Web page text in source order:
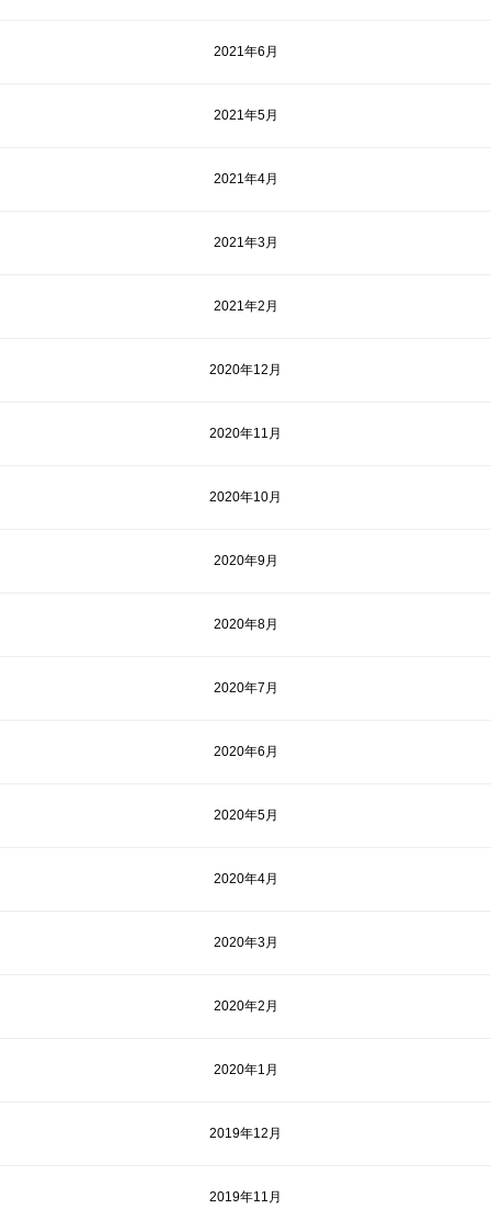
2021年6月
2021年5月
2021年4月
2021年3月
2021年2月
2020年12月
2020年11月
2020年10月
2020年9月
2020年8月
2020年7月
2020年6月
2020年5月
2020年4月
2020年3月
2020年2月
2020年1月
2019年12月
2019年11月